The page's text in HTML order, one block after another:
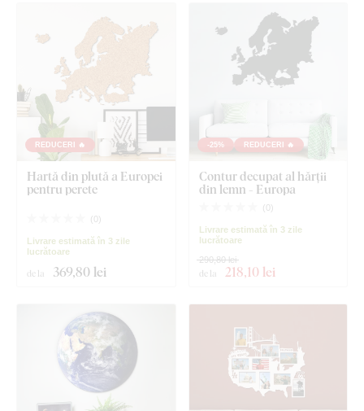
REDUCERI 🔥
Hartă din plută a Europei
pentru perete
( 0)
Livrare estimată în 3 zile
lucrătoare
de la 369,80 lei
-25% REDUCERI 🔥
Contur decupat al hărții
din lemn - Europa
( 0)
Livrare estimată în 3 zile
lucrătoare
de la 218,10 lei
290,80 lei